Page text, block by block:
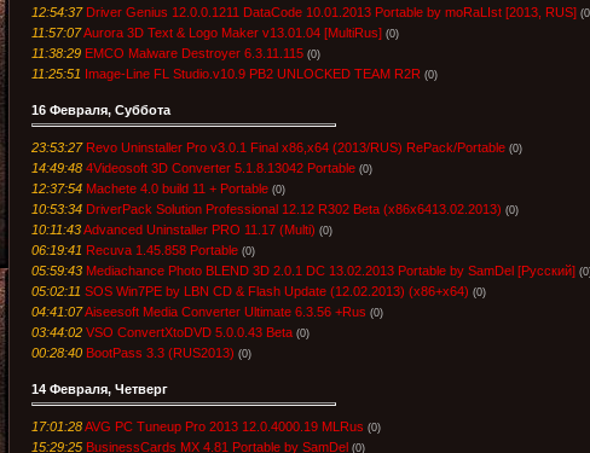
12:54:37 Driver Genius 12.0.0.1211 DataCode 10.01.2013 Portable by moRaLIst [2013, RUS]
11:57:07Aurora 3D Text & Logo Maker v13.01.04 [MultiRus] (0)
11:38:29 EMCO Malware Destroyer 6.3.11.115 (0)
11:25:51 Image-Line FL Studio.v10.9 PB2 UNLOCKED TEAM R2R (0)
16 Февраля, Суббота
23:53:27 Revo Uninstaller Pro v3.0.1 Final x86,x64 (2013/RUS) RePack/Portable (0)
14:49:48 4Videosoft 3D Converter 5.1.8.13042 Portable (0)
12:37:54 Machete 4.0 build 11 + Portable (0)
10:53:34 DriverPack Solution Professional 12.12 R302 Beta (x86x6413.02.2013) (0)
10:11:43Advanced Uninstaller PRO 11.17 (Multi) (0)
06:19:41 Recuva 1.45.858 Portable (0)
05:59:43 Mediachance Photo BLEND 3D 2.0.1 DC 13.02.2013 Portable by SamDel [Русский]
05:02:11 SOS Win7PE by LBN CD & Flash Update (12.02.2013) (x86+x64) (0)
04:41:07Aiseesoft Media Converter Ultimate 6.3.56 +Rus (0)
03:44:02 VSO ConvertXtoDVD 5.0.0.43 Beta (0)
00:28:40 BootPass 3.3 (RUS2013) (0)
14 Февраля, Четверг
17:01:28AVG PC Tuneup Pro 2013 12.0.4000.19 MLRus (0)
15:29:25 BusinessCards MX 4.81 Portable by SamDel (0)